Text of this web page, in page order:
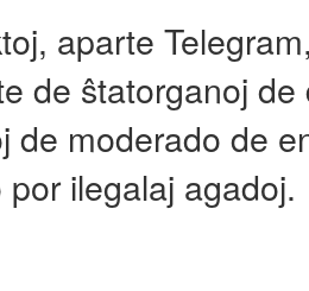
aparte
de ŝtatorganoj
de moderado de
ilegalaj agadoj.